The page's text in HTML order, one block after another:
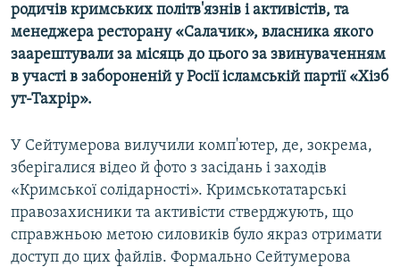
родичів кримських політв'язнів і активістів, та
менеджера ресторану «Салачик», власника якого
заарештували за місяць до цього за звинуваченням
в участі в забороненій у Росії ісламській партії «Хізб
ут-Тахрір».
У Сейтумерова вилучили комп'ютер, де, зокрема,
зберігалися відео й фото з засідань і заходів
«Кримської солідарності». Кримськотатарські
правозахисники та активісти стверджують, що
справжньою метою силовиків було якраз отримати
доступ до цих файлів. Формально Сейтумерова